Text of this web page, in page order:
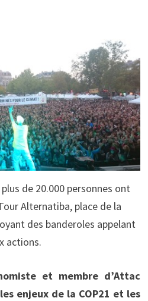
de 20.000 personnes ont
Alternatiba, place de la
des banderoles appelant
actions.
et membre d’Attac
enjeux de la COP21 et les